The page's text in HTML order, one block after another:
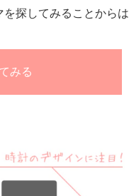
探してみることからは
みる